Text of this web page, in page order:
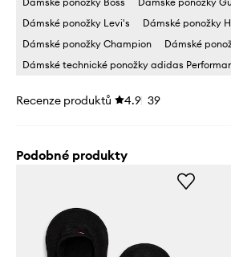
Dámské ponožky Levi's
Dámské ponožky
Dámské ponožky Champion
Dámské
Dámské technické ponožky adidas
Recenze produktů 4.9 39
Podobné produkty